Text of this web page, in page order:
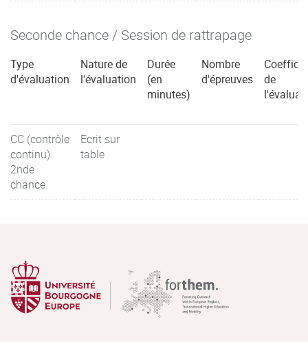
Seconde chance / Session de rattrapage
Type
d'évaluation
Nature de
l'évaluation
Durée
(en
minutes)
Nombre
d'épreuves
de
CC (contrôle
continu)
2nde
chance
Ecrit sur
table